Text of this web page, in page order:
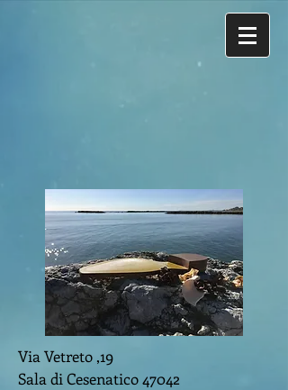
Via Vetreto ,19
Sala di Cesenatico 47042